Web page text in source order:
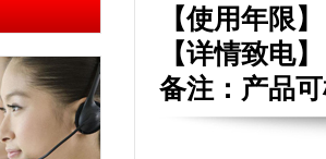
【使用年限
【详情致电】
备注：产品